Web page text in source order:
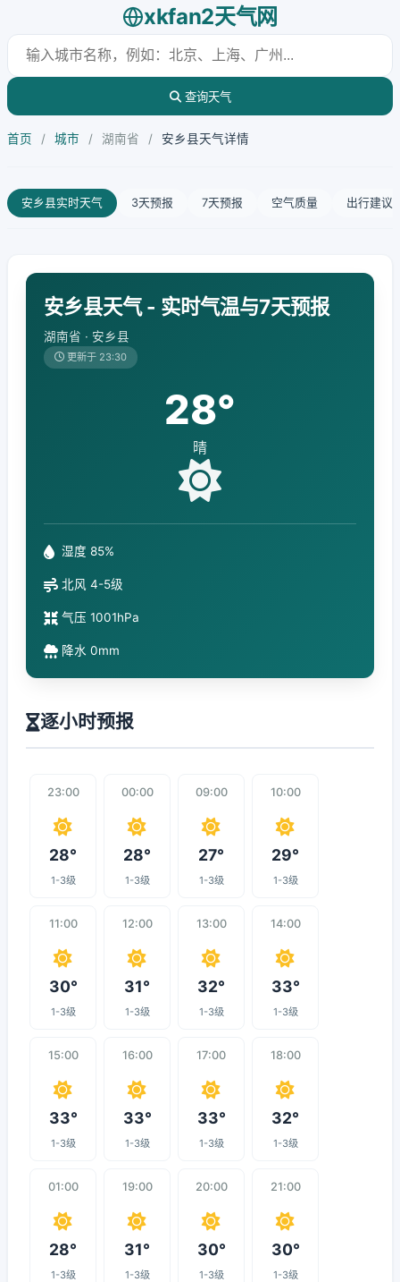
xkfan2天气网
查询天气
首页 / 城市 / 湖南省 / 安乡县天气详情
安乡县实时天气 3天预报 7天预报 空气质量 出行建议
安乡县天气 - 实时气温与7天预报
湖南省 · 安乡县
更新于 23:30
28°
晴
湿度 85%
北风 4-5级
气压 1001hPa
降水 0mm
逐小时预报
23:00
28°
1-3级
00:00
28°
1-3级
09:00
27°
1-3级
10:00
29°
1-3级
11:00
30°
1-3级
12:00
31°
1-3级
13:00
32°
1-3级
14:00
33°
1-3级
15:00
33°
1-3级
16:00
33°
1-3级
17:00
33°
1-3级
18:00
32°
1-3级
01:00
28°
1-3级
19:00
31°
1-3级
20:00
30°
1-3级
21:00
30°
1-3级